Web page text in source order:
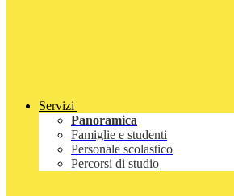
Servizi
Panoramica
Famiglie e studenti
Personale scolastico
Percorsi di studio